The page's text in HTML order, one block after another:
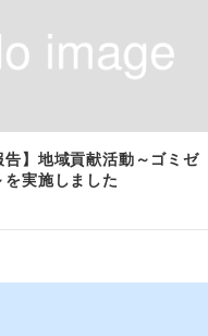
告】地域貢献活動～ゴミゼ
を実施しました